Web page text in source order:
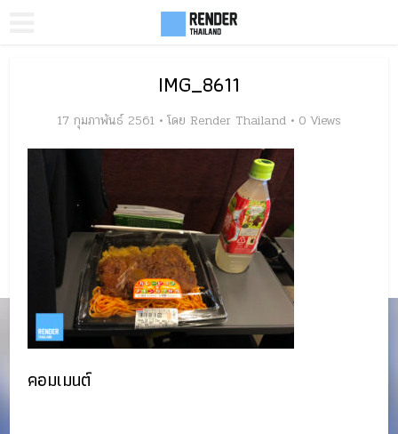
IMG_8611
17 กุมภาพันธ์ 2561 โดย Render Thailand 0 Views
คอมเมนต์